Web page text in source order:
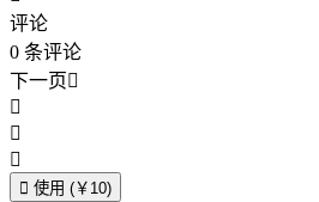
评论
0 条评论
下一页



 使用 (￥10)